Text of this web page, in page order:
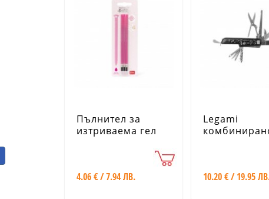
Пълнител за
изтриваема гел
4.06 € / 7.94 ЛВ.
Legami
в-1
10.20 € / 19.95